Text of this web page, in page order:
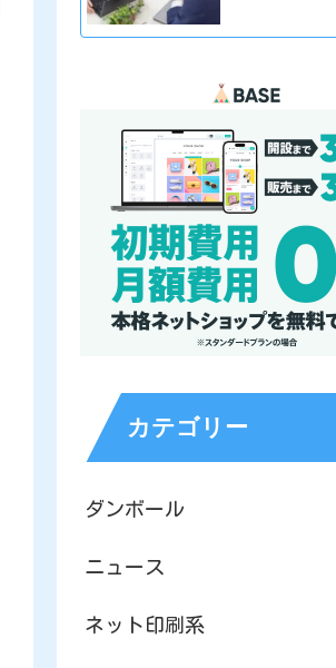
カテゴリー
ダンボール
ニュース
ネット印刷系